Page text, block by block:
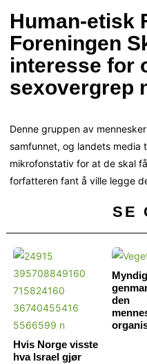
Human-etisk
Foreningen
interesse for
sexovergrep
Denne gruppen av
samfunnet, og landets
mikrofonstativ for at de skal
forfatteren fant å ville legge
SE
Hvis Norge visste
hva Israel gjør
den